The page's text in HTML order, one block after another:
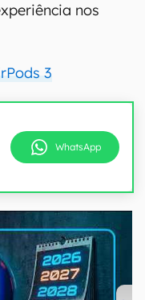
nos
3
WhatsApp